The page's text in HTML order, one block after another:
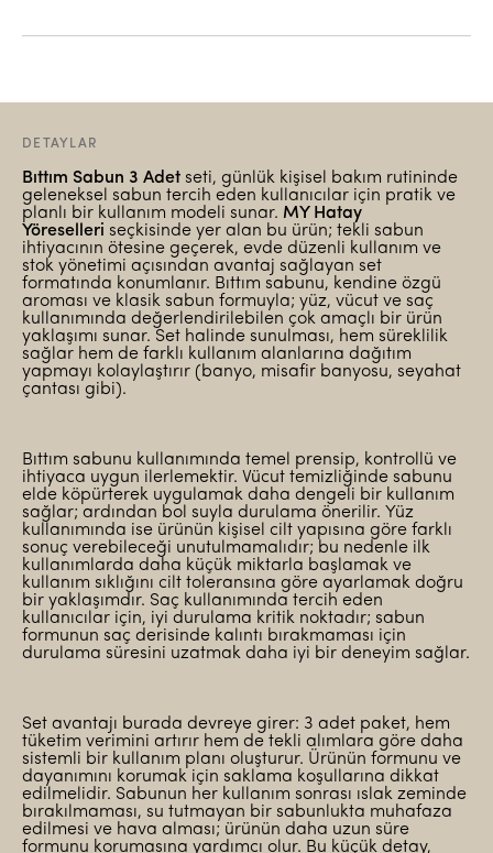
DETAYLAR
Bıttım Sabun 3 Adet seti, günlük kişisel bakım rutininde
geleneksel sabun tercih eden kullanıcılar için pratik ve
planlı bir kullanım modeli sunar. MY Hatay
Yöreselleri seçkisinde yer alan bu ürün; tekli sabun
ihtiyacının ötesine geçerek, evde düzenli kullanım ve
stok yönetimi açısından avantaj sağlayan set
formatında konumlanır. Bıttım sabunu, kendine özgü
aroması ve klasik sabun formuyla; yüz, vücut ve saç
kullanımında değerlendirilebilen çok amaçlı bir ürün
yaklaşımı sunar. Set halinde sunulması, hem süreklilik
sağlar hem de farklı kullanım alanlarına dağıtım
yapmayı kolaylaştırır (banyo, misafir banyosu, seyahat
çantası gibi).
Bıttım sabunu kullanımında temel prensip, kontrollü ve
ihtiyaca uygun ilerlemektir. Vücut temizliğinde sabunu
elde köpürterek uygulamak daha dengeli bir kullanım
sağlar; ardından bol suyla durulama önerilir. Yüz
kullanımında ise ürünün kişisel cilt yapısına göre farklı
sonuç verebileceği unutulmamalıdır; bu nedenle ilk
kullanımlarda daha küçük miktarla başlamak ve
kullanım sıklığını cilt toleransına göre ayarlamak doğru
bir yaklaşımdır. Saç kullanımında tercih eden
kullanıcılar için, iyi durulama kritik noktadır; sabun
formunun saç derisinde kalıntı bırakmaması için
durulama süresini uzatmak daha iyi bir deneyim sağlar.
Set avantajı burada devreye girer: 3 adet paket, hem
tüketim verimini artırır hem de tekli alımlara göre daha
sistemli bir kullanım planı oluşturur. Ürünün formunu ve
dayanımını korumak için saklama koşullarına dikkat
edilmelidir. Sabunun her kullanım sonrası ıslak zeminde
bırakılmaması, su tutmayan bir sabunlukta muhafaza
edilmesi ve hava alması; ürünün daha uzun süre
formunu korumasına yardımcı olur. Bu küçük detay,